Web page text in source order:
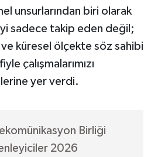
unsurlarından biri olarak
sadece takip eden değil;
küresel ölçekte söz sahibi
çalışmalarımızı
yer verdi.
Birliği
2026